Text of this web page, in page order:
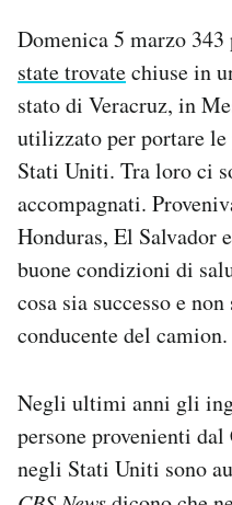
CALENDARIO
AREA PERSONALE
Area Personale
Newsletter
Hai bisogno di aiuto?
Esci
Domenica 5 marzo
state trovatechiuse in
stato di Veracruz, in
utilizzato per portare
Stati Uniti. Tra loro ci
accompagnati.
Honduras, El Salvador
buone condizioni di
cosa sia successo e
conducente del camion.
Negli ultimi anni gli
persone provenienti
negli Stati Uniti sono